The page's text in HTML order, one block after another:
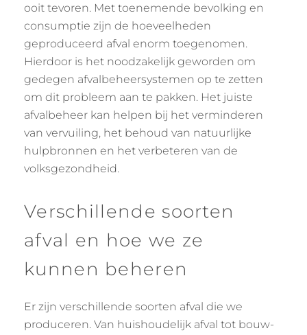
ooit tevoren. Met toenemende bevolking en
consumptie zijn de hoeveelheden
geproduceerd afval enorm toegenomen.
Hierdoor is het noodzakelijk geworden om
gedegen afvalbeheersystemen op te zetten
om dit probleem aan te pakken. Het juiste
afvalbeheer kan helpen bij het verminderen
van vervuiling, het behoud van natuurlijke
hulpbronnen en het verbeteren van de
volksgezondheid.
Verschillende soorten
afval en hoe we ze
kunnen beheren
Er zijn verschillende soorten afval die we
produceren. Van huishoudelijk afval tot bouw-